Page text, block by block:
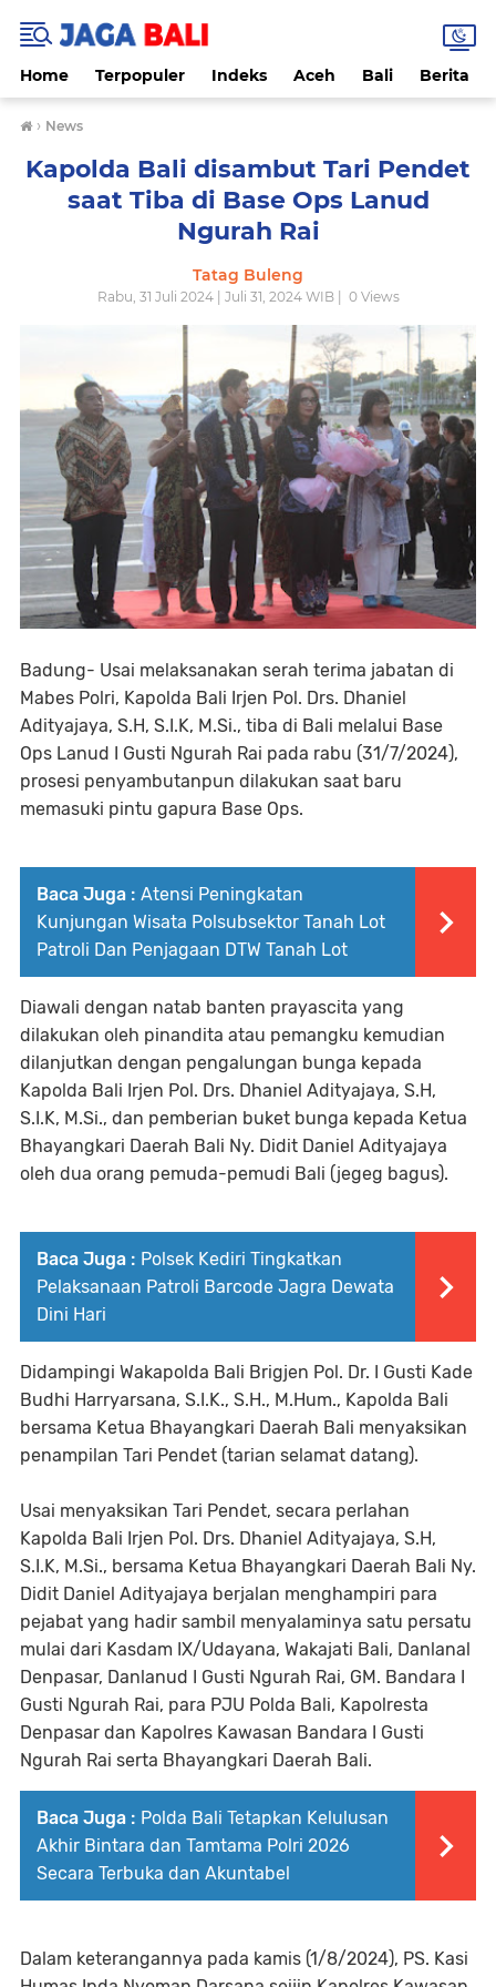
Home Terpopuler Indeks Aceh Bali Berita
› News
Kapolda Bali disambut Tari Pendet
saat Tiba di Base Ops Lanud
Ngurah Rai
Tatag Buleng
Rabu, 31 Juli 2024 | Juli 31, 2024 WIB | 0Views
Badung- Usai melaksanakan serah terima jabatan di
Mabes Polri, Kapolda Bali Irjen Pol. Drs. Dhaniel
Adityajaya, S.H, S.I.K, M.Si., tiba di Bali melalui Base
Ops Lanud I Gusti Ngurah Rai pada rabu (31/7/2024),
prosesi penyambutanpun dilakukan saat baru
memasuki pintu gapura Base Ops.
Baca Juga : Atensi Peningkatan
Kunjungan Wisata Polsubsektor Tanah Lot
Patroli Dan Penjagaan DTW Tanah Lot
Diawali dengan natab banten prayascita yang
dilakukan oleh pinandita atau pemangku kemudian
dilanjutkan dengan pengalungan bunga kepada
Kapolda Bali Irjen Pol. Drs. Dhaniel Adityajaya, S.H,
S.I.K, M.Si., dan pemberian buket bunga kepada Ketua
Bhayangkari Daerah Bali Ny. Didit Daniel Adityajaya
oleh dua orang pemuda-pemudi Bali (jegeg bagus).
Baca Juga : Polsek Kediri Tingkatkan
Pelaksanaan Patroli Barcode Jagra Dewata
Dini Hari
Didampingi Wakapolda Bali Brigjen Pol. Dr. I Gusti Kade
Budhi Harryarsana, S.I.K., S.H., M.Hum., Kapolda Bali
bersama Ketua Bhayangkari Daerah Bali menyaksikan
penampilan Tari Pendet (tarian selamat datang).
Usai menyaksikan Tari Pendet, secara perlahan
Kapolda Bali Irjen Pol. Drs. Dhaniel Adityajaya, S.H,
S.I.K, M.Si., bersama Ketua Bhayangkari Daerah Bali Ny.
Didit Daniel Adityajaya berjalan menghampiri para
pejabat yang hadir sambil menyalaminya satu persatu
mulai dari Kasdam IX/Udayana, Wakajati Bali, Danlanal
Denpasar, Danlanud I Gusti Ngurah Rai, GM. Bandara I
Gusti Ngurah Rai, para PJU Polda Bali, Kapolresta
Denpasar dan Kapolres Kawasan Bandara I Gusti
Ngurah Rai serta Bhayangkari Daerah Bali.
Baca Juga : Polda Bali Tetapkan Kelulusan
Akhir Bintara dan Tamtama Polri 2026
Secara Terbuka dan Akuntabel
Dalam keterangannya pada kamis (1/8/2024), PS. Kasi